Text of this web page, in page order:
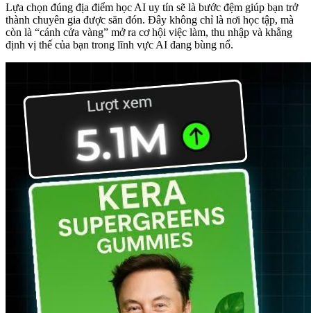
Lựa chọn đúng địa điểm học AI uy tín sẽ là bước đệm giúp bạn trở
thành chuyên gia được săn đón. Đây không chỉ là nơi học tập, mà
còn là “cánh cửa vàng” mở ra cơ hội việc làm, thu nhập và khẳng
định vị thế của bạn trong lĩnh vực AI đang bùng nổ.